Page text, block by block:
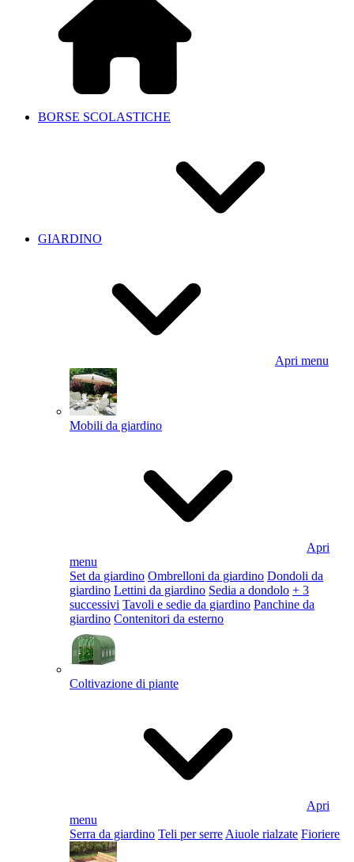
BORSE SCOLASTICHE
GIARDINO
Apri menu
Mobili da giardino
Apri
menu
Set da giardino Ombrelloni da giardino Dondoli da
giardino Lettini da giardino Sedia a dondolo + 3
successivi Tavoli e sedie da giardino Panchine da
giardino Contenitori da esterno
Coltivazione di piante
Apri
menu
Serra da giardino Teli per serre Aiuole rialzate Fioriere